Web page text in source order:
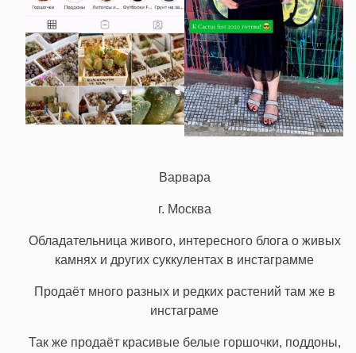
Варвара
г. Москва
Обладательница живого, интересного блога о живых
камнях и других суккулентах в инстаграмме
Продаёт много разных и редких растений там же в
инстаграме
Так же продаёт красивые белые горшочки, поддоны,